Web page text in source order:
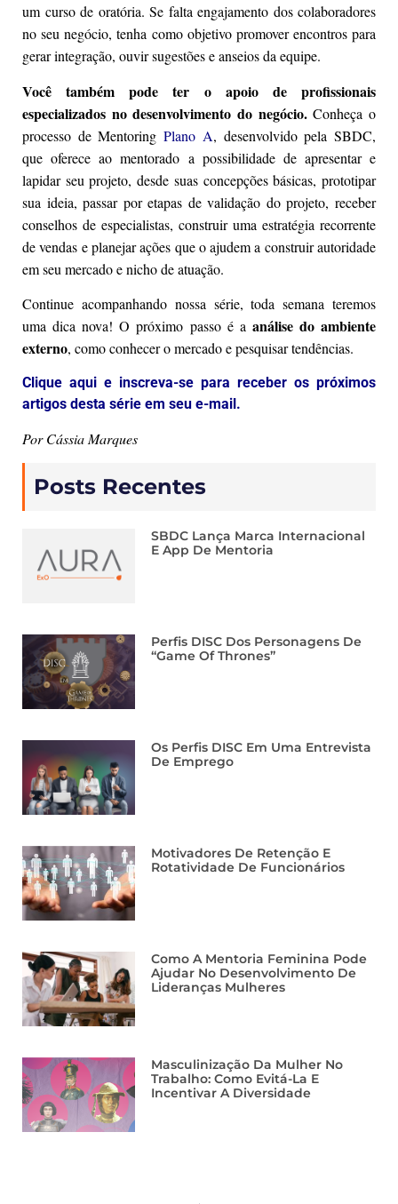
um curso de oratória. Se falta engajamento dos colaboradores
no seu negócio, tenha como objetivo promover encontros para
gerar integração, ouvir sugestões e anseios da equipe.
Você também pode ter oapoio de profissionais
especializados no desenvolvimento do negócio.Conheça o
processo de MentoringPlano A, desenvolvido pela SBDC,
que oferece ao mentorado a possibilidade de apresentar e
lapidar seu projeto, desde suas concepções básicas, prototipar
sua ideia, passar por etapas de validação do projeto, receber
conselhos de especialistas, construir uma estratégia recorrente
de vendas e planejar ações que o ajudem a construir autoridade
em seu mercado e nicho de atuação.
Continue acompanhando nossa série, toda semana teremos
uma dica nova! O próximo passo é a análise do ambiente
externo, como conhecer o mercado e pesquisar tendências.
Clique aqui e inscreva-se para receber os próximos
artigos desta série em seu e-mail.
Por Cássia Marques
Posts Recentes
SBDC Lança Marca Internacional
E App De Mentoria
Perfis DISC Dos Personagens De
“Game Of Thrones”
Os Perfis DISC Em Uma Entrevista
De Emprego
Motivadores De Retenção E
Rotatividade De Funcionários
Como A Mentoria Feminina Pode
Ajudar No Desenvolvimento De
Lideranças Mulheres
Masculinização Da Mulher No
Trabalho: Como Evitá-La E
Incentivar A Diversidade